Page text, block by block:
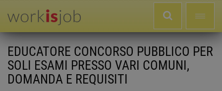
EDUCATORE CONCORSO PUBBLICO PER
SOLI ESAMI PRESSO VARI COMUNI,
DOMANDA E REQUISITI